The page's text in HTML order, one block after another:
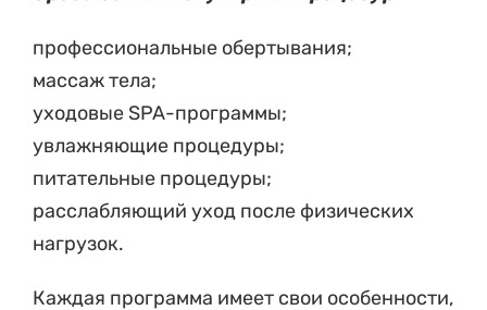
профессиональные обертывания;
массаж тела;
уходовые SPA-программы;
увлажняющие процедуры;
питательные процедуры;
расслабляющий уход после физических
нагрузок.
Каждая программа имеет свои особенности,